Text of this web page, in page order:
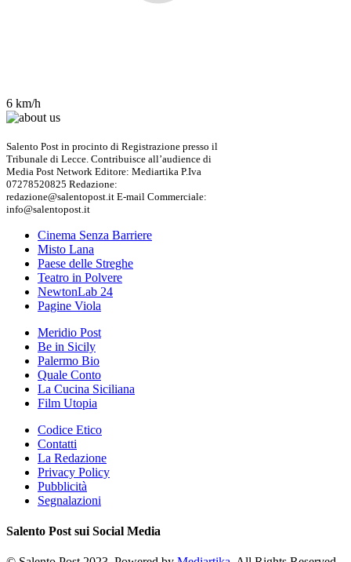
6 km/h
Salento Post in procinto di Registrazione presso il
Tribunale di Lecce. Contribuisce all’audience di
Media Post Network Editore: Mediartika P.Iva
07278520825 Redazione:
redazione@salentopost.it E-mail Commerciale:
info@salentopost.it
Cinema Senza Barriere
Misto Lana
Paese delle Streghe
Teatro in Polvere
NewtonLab 24
Pagine Viola
Meridio Post
Be in Sicily
Palermo Bio
Quale Conto
La Cucina Siciliana
Film Utopia
Codice Etico
Contatti
La Redazione
Privacy Policy
Pubblicità
Segnalazioni
Salento Post sui Social Media